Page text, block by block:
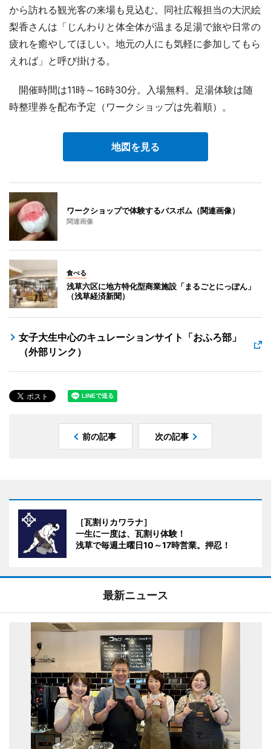
から訪れる観光客の来場も見込む。同社広報担当の大沢絵
梨香さんは「じんわりと体全体が温まる足湯で旅や日常の
疲れを癒やしてほしい。地元の人にも気軽に参加してもら
えれば」と呼び掛ける。
開催時間は11時～16時30分。入場無料。足湯体験は随
時整理券を配布予定（ワークショップは先着順）。
地図を見る
ワークショップで体験するバスボム（関連画像）
関連画像
食べる
浅草六区に地方特化型商業施設「まるごとにっぽん」
（浅草経済新聞）
女子大生中心のキュレーションサイト「おふろ部」
（外部リンク）
前の記事 次の記事
［瓦割りカワラナ］
一生に一度は、瓦割り体験！
浅草で毎週土曜日10～17時営業。押忍！
最新ニュース